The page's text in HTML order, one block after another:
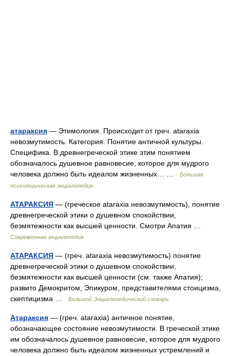
атараксия — Этимология. Происходит от греч. ataraxia
невозмутимость. Категория. Понятие античной культуры.
Специфика. В древнегреческой этике этим понятием
обозначалось душевное равновесие, которое для мудрого
человека должно быть идеалом жизненных… …
Большая
психологическая энциклопедия
АТАРАКСИЯ — (греческое ataraxia невозмутимость), понятие
древнегреческой этики о душевном спокойствии,
безмятежности как высшей ценности. Смотри Апатия …
Современная энциклопедия
АТАРАКСИЯ — (греч. ataraxia невозмутимость) понятие
древнегреческой этики о душевном спокойствии,
безмятежности как высшей ценности (см. также Апатия);
развито Демокритом, Эпикуром, представителями стоицизма,
скептицизма …
Большой Энциклопедический словарь
Атараксия — (греч. ataraxia) античное понятие,
обозначающее состояние невозмутимости. В греческой этике
им обозначалось душевное равновесие, которое для мудрого
человека должно быть идеалом жизненных устремлений и